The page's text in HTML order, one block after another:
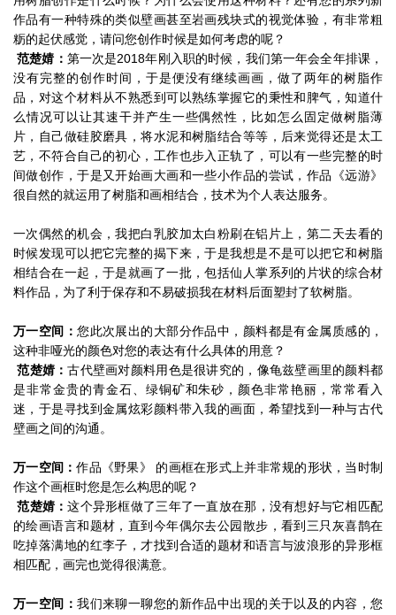
作品有一种特殊的类似壁画甚至岩画残块式的视觉体验，有非常粗
粝的起伏感觉，请问您创作时候是如何考虑的呢？
范楚婧： 第一次是2018年刚入职的时候，我们第一年会全年排课，
没有完整的创作时间，于是便没有继续画画，做了两年的树脂作
品，对这个材料从不熟悉到可以熟练掌握它的秉性和脾气，知道什
么情况可以让其速干并产生一些偶然性，比如怎么固定做树脂薄
片，自己做硅胶磨具，将水泥和树脂结合等等，后来觉得还是太工
艺，不符合自己的初心，工作也步入正轨了，可以有一些完整的时
间做创作，于是又开始画大画和一些小作品的尝试，作品《远游》
很自然的就运用了树脂和画相结合，技术为个人表达服务。
一次偶然的机会，我把白乳胶加太白粉刷在铝片上，第二天去看的
时候发现可以把它完整的揭下来，于是我想是不是可以把它和树脂
相结合在一起，于是就画了一批，包括仙人掌系列的片状的综合材
料作品，为了利于保存和不易破损我在材料后面塑封了软树脂。
万一空间：您此次展出的大部分作品中，颜料都是有金属质感的，
这种非哑光的颜色对您的表达有什么具体的用意？
范楚婧：古代壁画对颜料用色是很讲究的，像龟兹壁画里的颜料都
是非常金贵的青金石、绿铜矿和朱砂，颜色非常艳丽，常常看入
迷，于是寻找到金属炫彩颜料带入我的画面，希望找到一种与古代
壁画之间的沟通。
万一空间：作品《野果》 的画框在形式上并非常规的形状，当时制
作这个画框时您是怎么构思的呢？
范楚婧：这个异形框做了三年了一直放在那，没有想好与它相匹配
的绘画语言和题材，直到今年偶尔去公园散步，看到三只灰喜鹊在
吃掉落满地的红李子，才找到合适的题材和语言与波浪形的异形框
相匹配，画完也觉得很满意。
万一空间：我们来聊一聊您的新作品中出现的关于以及的内容，您